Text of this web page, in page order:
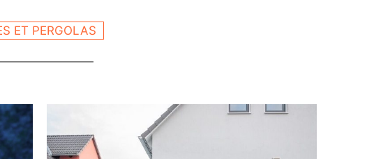
ET PERGOLAS